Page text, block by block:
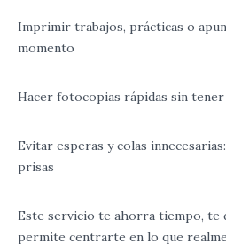
Imprimir trabajos, prácticas o
momento
Hacer fotocopias rápidas sin tener
Evitar esperas ycolas innecesarias:
prisas
Este servicio te ahorra tiempo, te
permite centrarte en lo que